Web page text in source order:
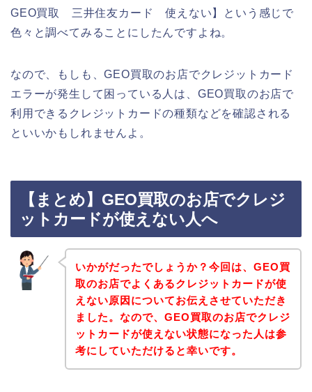
GEO買取 三井住友カード 使えない】という感じで
色々と調べてみることにしたんですよね。
なので、もしも、GEO買取のお店でクレジットカード
エラーが発生して困っている人は、GEO買取のお店で
利用できるクレジットカードの種類などを確認される
といいかもしれませんよ。
【まとめ】GEO買取のお店でクレジ
ットカードが使えない人へ
いかがだったでしょうか？今回は、GEO買
取のお店でよくあるクレジットカードが使
えない原因についてお伝えさせていただき
ました。なので、GEO買取のお店でクレジ
ットカードが使えない状態になった人は参
考にしていただけると幸いです。